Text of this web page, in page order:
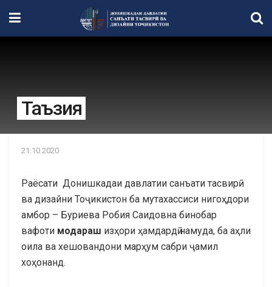
Таъзия
21.10.2020
Раёсати Донишкадаи давлатии санъати тасвирӣ
ва дизайни Тоҷикистон ба мутахассиси нигоҳдори
амбор – Буриева Робия Саидовна бинобар
вафоти модараш изҳори ҳамдардӣ намуда, ба аҳли
оила ва хешовандони марҳум сабри ҷамил
хоҳонанд.